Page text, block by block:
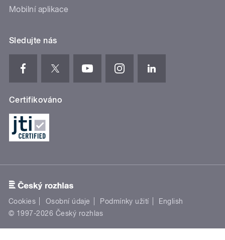
Mobilní aplikace
Sledujte nás
Certifikováno
Cookies Osobní údaje Podmínky užití
English
© 1997-2026 Český rozhlas